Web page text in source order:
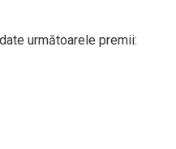
următoarele premii: